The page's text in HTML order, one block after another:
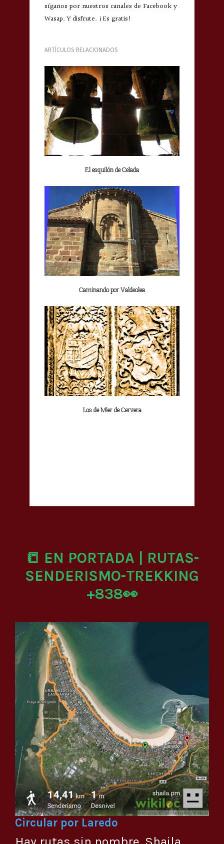
síganos por nuestros canales de Facebook y
Wasap. Y disfrute. ¡Es gratis!
ARTÍCULOS RELACIONADOS
El esquilón de Celada
Caminando por Valdeolea
Los de Mier de Cervera
📒 EN PORTADA | RUTAS-
SENDERISMO-TREKKING
+838👀
Circular por Laredo